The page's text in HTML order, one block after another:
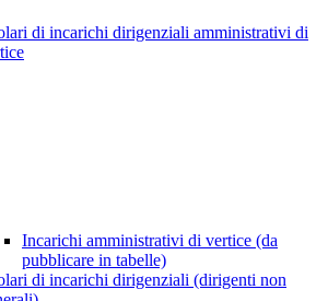
di incarichi dirigenziali amministrativi di
Incarichi amministrativi di vertice (da
pubblicare in tabelle)
di incarichi dirigenziali (dirigenti non